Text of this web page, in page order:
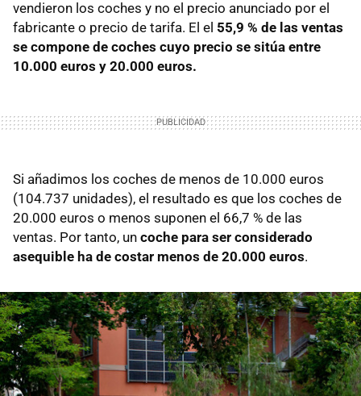
vendieron los coches y no el precio anunciado por el
fabricante o precio de tarifa. El el 55,9 % de las ventas
se compone de coches cuyo precio se sitúa entre
10.000 euros y 20.000 euros.
Si añadimos los coches de menos de 10.000 euros
(104.737 unidades), el resultado es que los coches de
20.000 euros o menos suponen el 66,7 % de las
ventas. Por tanto, un coche para ser considerado
asequible ha de costar menos de 20.000 euros.